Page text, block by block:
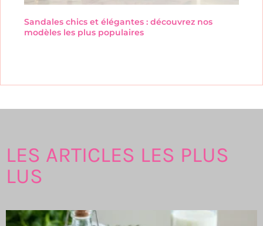
Sandales chics et élégantes : découvrez nos
modèles les plus populaires
LES ARTICLES LES PLUS
LUS